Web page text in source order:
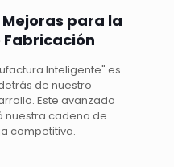
para la
Inteligente" es
de nuestro
Este avanzado
nuestra cadena de
competitiva.